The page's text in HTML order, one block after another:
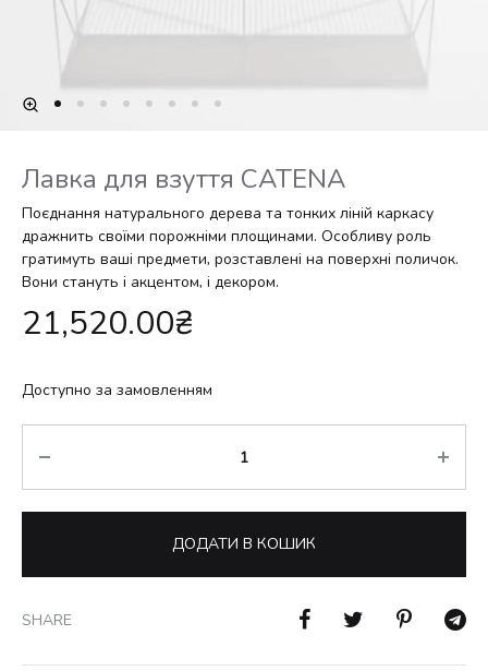
Лавка для взуття CATENA
Поєднання натурального дерева та тонких ліній каркасу
дражнить своїми порожніми площинами. Особливу роль
гратимуть ваші предмети, розставлені на поверхні поличок.
Вони стануть і акцентом, і декором.
21,520.00₴
Доступно за замовленням
ДОДАТИ В КОШИК
SHARE